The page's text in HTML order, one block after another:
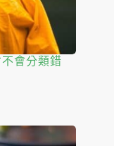
會分類錯